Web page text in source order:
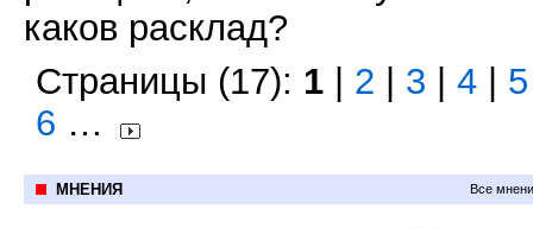
каков расклад?
Страницы (17): 1 2 3 4 5
6 …
МНЕНИЯ Все